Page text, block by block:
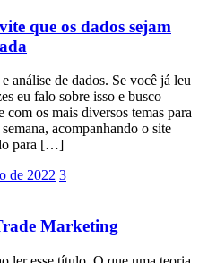
que os dados sejam
análise de dados. Se você já leu
eu falo sobre isso e busco
os mais diversos temas para
acompanhando o site
para […]
de 2022 3
Marketing